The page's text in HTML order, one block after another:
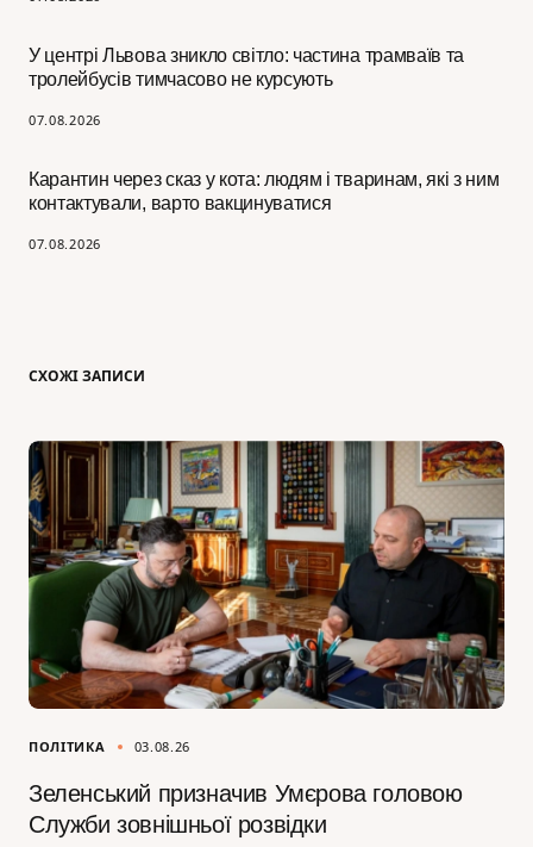
У центрі Львова зникло світло: частина трамваїв та
тролейбусів тимчасово не курсують
07.08.2026
Карантин через сказ у кота: людям і тваринам, які з ним
контактували, варто вакцинуватися
07.08.2026
СХОЖІ ЗАПИСИ
ПОЛІТИКА 03.08.26
Зеленський призначив Умєрова головою
Служби зовнішньої розвідки